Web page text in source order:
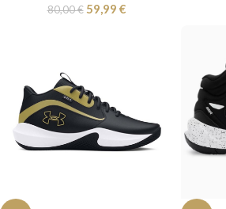
80,00€ 59,99 €